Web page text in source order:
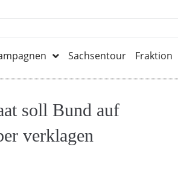
Sachsentour Fraktion
soll Bund auf
verklagen